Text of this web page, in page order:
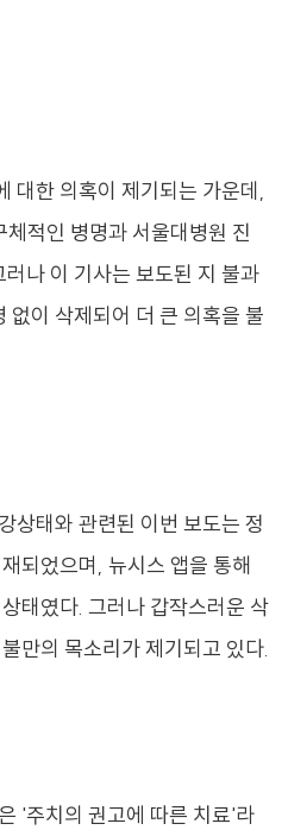
대한 의혹이 제기되는 가운데,
적인 병명과 서울대병원 진
나 이 기사는 보도된 지 불과
이 삭제되어 더 큰 의혹을 불
상태와 관련된 이번 보도는 정
되었으며, 뉴시스 앱을 통해
태였다. 그러나 갑작스러운 삭
만의 목소리가 제기되고 있다.
'주치의 권고에 따른 치료'라